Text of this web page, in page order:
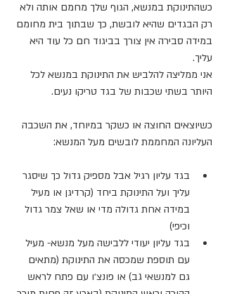
כשהתינוקת במנשא, הגוף שלך מחמם אותה ולא
רק הבגדים שהיא לובשת, כך שבתוך בית מחומם
במידה סבירה אין צורך בביגוד חם כל עוד היא
עליך.
אני ממליצה להלביש את התינוקת במנשא לכל
היותר בשתי שכבות של בגד טריקו נעים.
כשיוצאים החוצה או כשקר במיוחד, את השכבה
העליונה המחממת לובשים מעל המנשא:
בגד עליון רגיל אבל מספיק גדול כך שיסגר
עליך ועל התינוקת ביחד (קרדיגן או מעיל
במידה אחת גדולה מדי או שאל צמר גדול
וכיפי)
בגד עליון יעודי ללבישה מעל מנשא- מעיל
עם תוספת שמכסה את התינוקת (מתאים
גם למנשאי גב) או פונצ׳ו עם פתח לראש